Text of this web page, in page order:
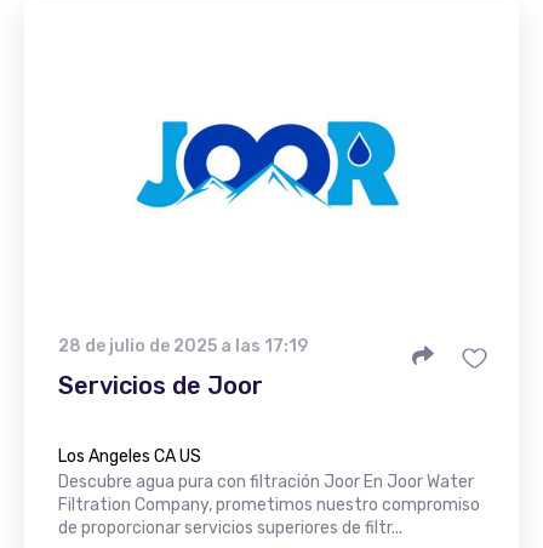
28 de julio de 2025 a las 17:19
Servicios de Joor
Los Angeles CA US
Descubre agua pura con filtración Joor En Joor Water
Filtration Company, prometimos nuestro compromiso
de proporcionar servicios superiores de filtr...